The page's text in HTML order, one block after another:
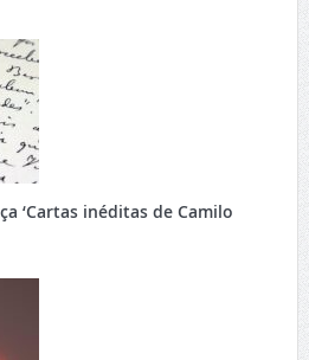
‘Cartas inéditas de Camilo